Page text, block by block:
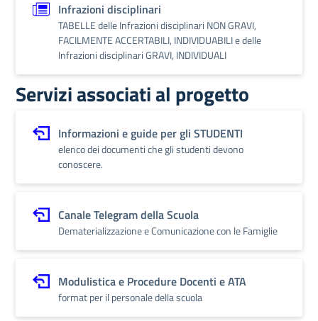
Infrazioni disciplinari
TABELLE delle Infrazioni disciplinari NON GRAVI,
FACILMENTE ACCERTABILI, INDIVIDUABILI e delle
Infrazioni disciplinari GRAVI, INDIVIDUALI
Servizi associati al progetto
Informazioni e guide per gli STUDENTI
elenco dei documenti che gli studenti devono
conoscere.
Canale Telegram della Scuola
Dematerializzazione e Comunicazione con le Famiglie
Modulistica e Procedure Docenti e ATA
format per il personale della scuola